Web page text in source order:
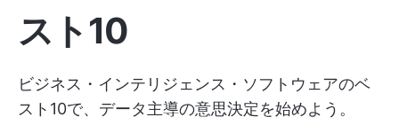
スト10
ビジネス・インテリジェンス・ソフトウェアのベ
スト10で、データ主導の意思決定を始めよう。